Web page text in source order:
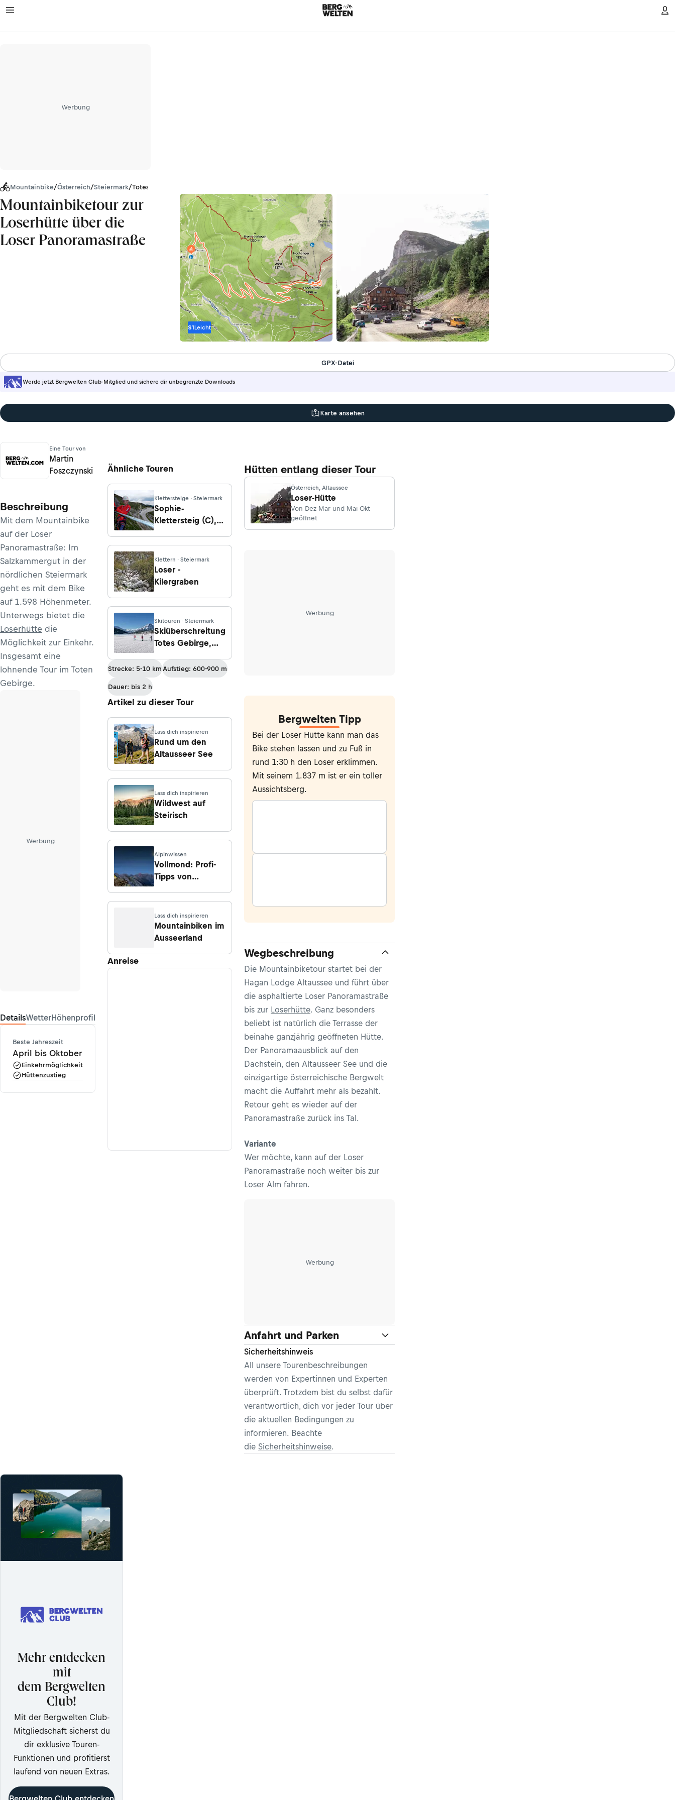
Werbung
Mountainbike/Österreich/Steiermark/Totes Gebirge
Mountainbiketour zur
Loserhütte über die
Loser Panoramastraße
S1Leicht
Werde jetzt Bergwelten Club-Mitglied und sichere dir unbegrenzte Downloads
GPX-Datei
Karte ansehen
Eine Tour von
Martin
Foszczynski
Beschreibung
Mit dem Mountainbike
auf der Loser
Panoramastraße: Im
Salzkammergut in der
nördlichen Steiermark
geht es mit dem Bike
auf 1.598 Höhenmeter.
Unterwegs bietet die
Loserhütte die
Möglichkeit zur Einkehr.
Insgesamt eine
lohnende Tour im Toten
Gebirge.
Werbung
DetailsWetterHöhenprofil
Beste Jahreszeit
April bis Oktober
Einkehrmöglichkeit
Hüttenzustieg
Ähnliche Touren
Klettersteige · Steiermark
Sophie-
Klettersteig (C),
Klettern · Steiermark
Loser -
Kilergraben
Skitouren · Steiermark
Skiüberschreitung
Totes Gebirge,
Altaussee zur
Wildenseehütte
Strecke: 5-10 km Aufstieg: 600-900 m
Dauer: bis 2 h
Artikel zu dieser Tour
Lass dich inspirieren
Rund um den
Altausseer See
Lass dich inspirieren
Wildwest auf
Steirisch
Alpinwissen
Vollmond: Profi-
Tipps von
Fotografen
Lass dich inspirieren
Mountainbiken im
Ausseerland
Anreise
Hütten entlang dieser Tour
Österreich, Altaussee
Loser-Hütte
Von Dez-Mär und Mai-Okt
geöffnet
Werbung
Bergwelten Tipp
Bei der Loser Hütte kann man das
Bike stehen lassen und zu Fuß in
rund 1:30 h den Loser erklimmen.
Mit seinem 1.837 m ist er ein toller
Aussichtsberg.
Wegbeschreibung
Die Mountainbiketour startet bei der
Hagan Lodge Altaussee und führt über
die asphaltierte Loser Panoramastraße
bis zur Loserhütte. Ganz besonders
beliebt ist natürlich die Terrasse der
beinahe ganzjährig geöffneten Hütte.
Der Panoramaausblick auf den
Dachstein, den Altausseer See und die
einzigartige österreichische Bergwelt
macht die Auffahrt mehr als bezahlt.
Retour geht es wieder auf der
Panoramastraße zurück ins Tal.
Variante
Wer möchte, kann auf der Loser
Panoramastraße noch weiter bis zur
Loser Alm fahren.
Werbung
Anfahrt und Parken
Sicherheitshinweis
All unsere Tourenbeschreibungen
werden von Expertinnen und Experten
überprüft. Trotzdem bist du selbst dafür
verantwortlich, dich vor jeder Tour über
die aktuellen Bedingungen zu
informieren. Beachte
die Sicherheitshinweise.
Mehr entdecken
mit
dem Bergwelten
Club!
Mit der Bergwelten Club-
Mitgliedschaft sicherst du
dir exklusive Touren-
Funktionen und profitierst
laufend von neuen Extras.